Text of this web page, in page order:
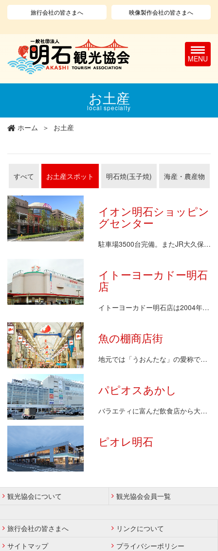
コ
旅行会社の皆さまへ 映像製作会社の皆さまへ
T
o
g
g
a
a
i
お土産
local specialty
ホーム お土産
すべて お土産スポット 明石焼(玉子焼) 海産・農産物
イオン明石ショッピン
グセンター
駐車場3500台完備。またJR大久保駅より2階上空…
イトーヨーカドー明石
店
イトーヨーカドー明石店は2004年にオープンした、…
魚の棚商店街
地元では「うおんたな」の愛称で親しまれ、約400年…
パピオスあかし
バラエティに富んだ飲食店から大型書店をはじめとする…
ピオレ明石
観光協会について 観光協会会員一覧
旅行会社の皆さまへ
リンクについて
サイトマップ
プライバシーポリシー